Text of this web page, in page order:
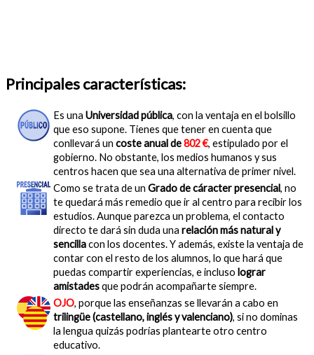
Principales características:
Es una Universidad pública, con la ventaja en el bolsillo
que eso supone. Tienes que tener en cuenta que
conllevará un coste anual de802 €, estipulado por el
gobierno. No obstante, los medios humanos y sus
centros hacen que sea una alternativa de primer nivel.
Como se trata de un Grado de cáracter presencial, no
te quedará más remedio que ir al centro para recibir los
estudios. Aunque parezca un problema, el contacto
directo te dará sin duda una relación más natural y
sencillacon los docentes. Y además, existe la ventaja de
contar con el resto de los alumnos, lo que hará que
puedas compartir experiencias, e incluso lograr
amistadesque podrán acompañarte siempre.
OJO, porque las enseñanzas se llevarán a cabo en
trilingüe (castellano, inglés y valenciano), si no dominas
la lengua quizás podrías plantearte otro centro
educativo.